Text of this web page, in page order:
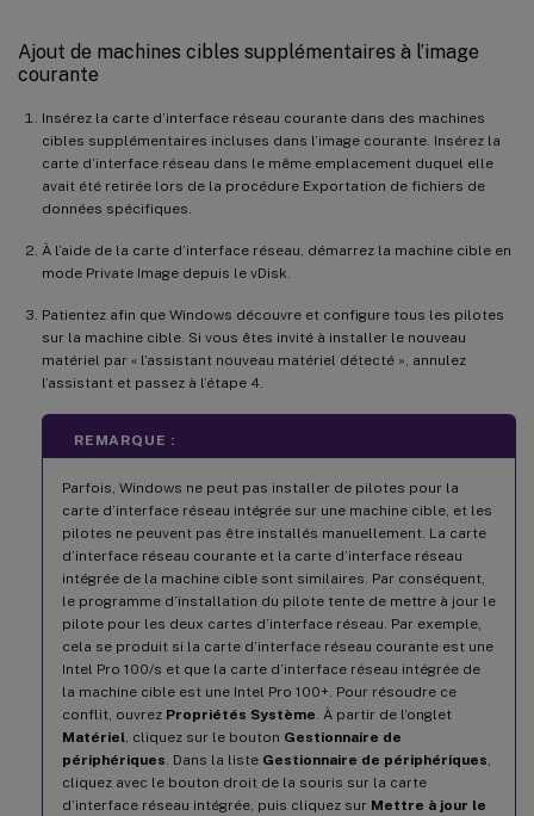
Ajout de machines cibles supplémentaires à l’image
courante
Insérez la carte d’interface réseau courante dans des machines
cibles supplémentaires incluses dans l’image courante. Insérez la
carte d’interface réseau dans le même emplacement duquel elle
avait été retirée lors de la procédure Exportation de fichiers de
données spécifiques.
À l’aide de la carte d’interface réseau, démarrez la machine cible en
mode Private Image depuis le vDisk.
Patientez afin que Windows découvre et configure tous les pilotes
sur la machine cible. Si vous êtes invité à installer le nouveau
matériel par « l’assistant nouveau matériel détecté », annulez
l’assistant et passez à l’étape 4.
REMARQUE :
Parfois, Windows ne peut pas installer de pilotes pour la
carte d’interface réseau intégrée sur une machine cible, et les
pilotes ne peuvent pas être installés manuellement. La carte
d’interface réseau courante et la carte d’interface réseau
intégrée de la machine cible sont similaires. Par conséquent,
le programme d’installation du pilote tente de mettre à jour le
pilote pour les deux cartes d’interface réseau. Par exemple,
cela se produit si la carte d’interface réseau courante est une
Intel Pro 100/s et que la carte d’interface réseau intégrée de
la machine cible est une Intel Pro 100+. Pour résoudre ce
conflit, ouvrez Propriétés Système. À partir de l’onglet
Matériel, cliquez sur le bouton Gestionnaire de
périphériques. Dans la liste Gestionnaire de périphériques,
cliquez avec le bouton droit de la souris sur la carte
d’interface réseau intégrée, puis cliquez sur Mettre à jour le